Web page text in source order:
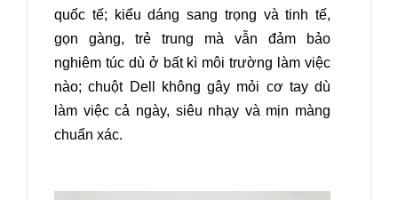
quốc tế; kiểu dáng sang trọng và tinh tế,
gọn gàng, trẻ trung mà vẫn đảm bảo
nghiêm túc dù ở bất kì môi trường làm việc
nào; chuột Dell không gây mỏi cơ tay dù
làm việc cả ngày, siêu nhạy và mịn màng
chuẩn xác.